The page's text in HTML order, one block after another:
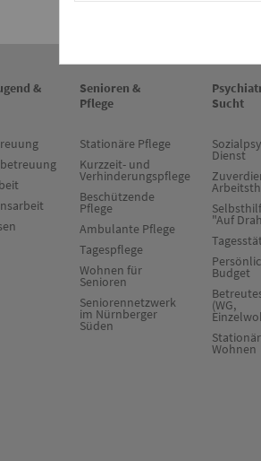
&
Senioren &
Pflege
Stationäre Pflege
Kurzzeit- und
Verhinderungspflege
Beschützende
Pflege
Ambulante Pflege
Tagespflege
Wohnen für
Senioren
Seniorennetzwerk
im Nürnberger
Süden
Sucht
Dienst
"Auf
Budget
(WG,
Wohnen